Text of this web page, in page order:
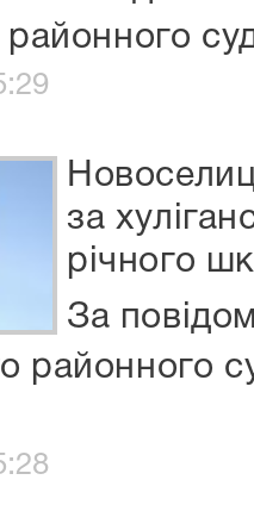
районного
за
річного
За
районного